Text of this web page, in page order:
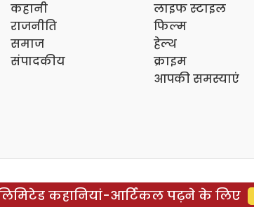
कहानी
राजनीति
समाज
संपादकीय
लाइफ स्टाइल
फिल्म
हेल्थ
क्राइम
आपकी समस्याएं
कहानियां-आर्टिकल पढ़ने के लिए